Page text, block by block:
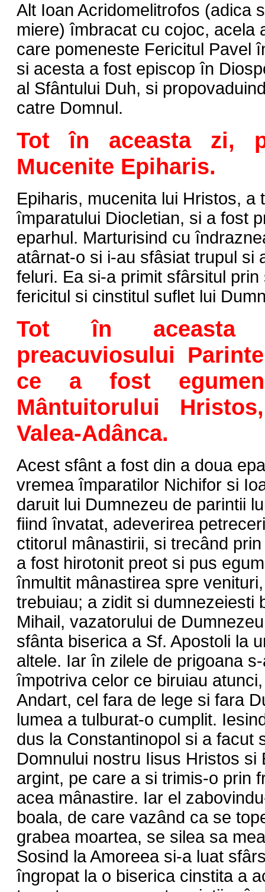
Alt Ioan Acridomelitrofos (adica
miere) îmbracat cu cojoc, acela
care pomeneste Fericitul Pavel
si acesta a fost episcop în
al Sfântului Duh, si
catre Domnul.
Tot în aceasta zi,
Mucenite Epiharis.
Epiharis, mucenita lui Hristos, a
împaratului Diocletian, si a fost
eparhul. Marturisind cu
atârnat-o si i-au sfâsiat trupul si
feluri. Ea si-a primit sfârsitul
fericitul si cinstitul suflet lui
Tot în aceasta
preacuviosului
ce a fost
Mântuitorului
Valea-Adânca.
Acest sfânt a fost din a doua
vremea împaratilor Nichifor si
daruit lui Dumnezeu de parintii
fiind învatat, adeverirea
ctitorul mânastirii, si trecând
a fost hirotonit preot si pus
înmultit mânastirea spre
trebuiau; a zidit si dumnezeiesti
Mihail, vazatorului de
sfânta biserica a Sf. Apostoli la
altele. Iar în zilele de prigoana
împotriva celor ce biruiau
Andart, cel fara de lege si fara
lumea a tulburat-o cumplit.
dus la Constantinopol si a facut
Domnului nostru Iisus Hristos si
argint, pe care a si trimis-o prin
acea mânastire. Iar el
boala, de care vazând ca se
grabea moartea, se silea sa
Sosind la Amoreea si-a luat
îngropat la o biserica cinstita a